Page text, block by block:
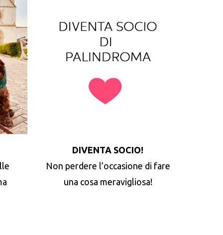
DIVENTA SOCIO!
Non perdere l’occasione di fare
una cosa meravigliosa!